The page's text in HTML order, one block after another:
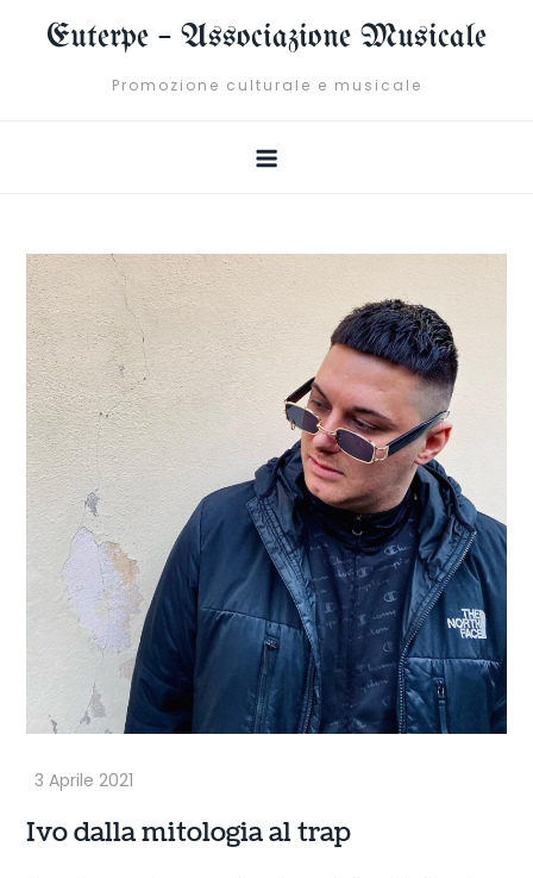
Euterpe – Associazione Musicale
Promozione culturale e musicale
Ivo dalla mitologia al trap